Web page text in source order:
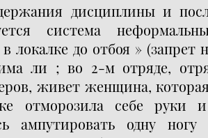
дисциплины и
система
в локалке до отбоя » (запрет
ли ; во 2-м отряде,
живет женщина,
отморозила себе руки
ампутировать одну